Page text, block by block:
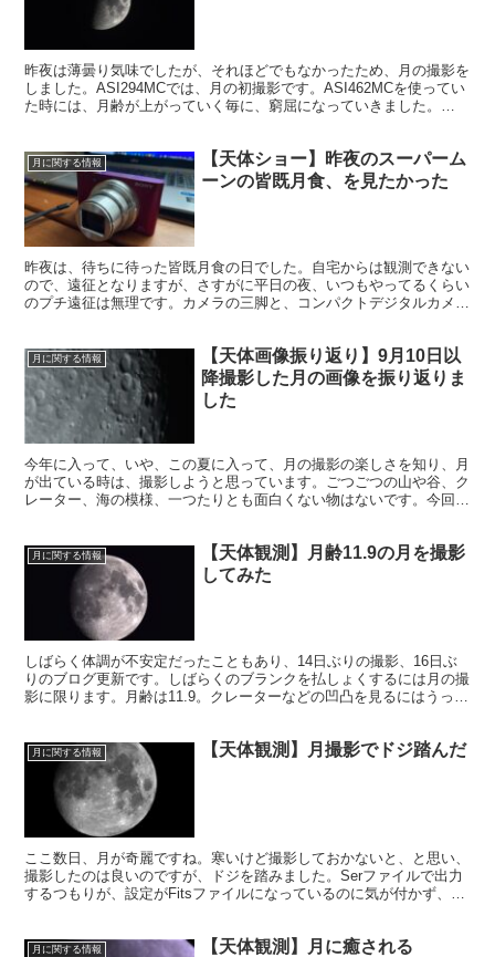
昨夜は薄曇り気味でしたが、それほどでもなかったため、月の撮影を
しました。ASI294MCでは、月の初撮影です。ASI462MCを使ってい
た時には、月齢が上がっていく毎に、窮屈になっていきました。
月に関する情報
【天体ショー】昨夜のスーパーム
ーンの皆既月食、を見たかった
昨夜は、待ちに待った皆既月食の日でした。自宅からは観測できない
ので、遠征となりますが、さすがに平日の夜、いつもやってるくらい
のプチ遠征は無理です。カメラの三脚と、コンパクトデジタルカメラ
月に関する情報
【天体画像振り返り】9月10日以
降撮影した月の画像を振り返りま
した
今年に入って、いや、この夏に入って、月の撮影の楽しさを知り、月
が出ている時は、撮影しようと思っています。ごつごつの山や谷、ク
レーター、海の模様、一つたりとも面白くない物はないです。今回
月に関する情報
【天体観測】月齢11.9の月を撮影
してみた
しばらく体調が不安定だったこともあり、14日ぶりの撮影、16日ぶ
りのブログ更新です。しばらくのブランクを払しょくするには月の撮
影に限ります。月齢は11.9。クレーターなどの凹凸を見るにはうって
月に関する情報 【天体観測】月撮影でドジ踏んだ
ここ数日、月が奇麗ですね。寒いけど撮影しておかないと、と思い、
撮影したのは良いのですが、ドジを踏みました。Serファイルで出力
するつもりが、設定がFitsファイルになっているのに気が付かず、撮
月に関する情報 【天体観測】月に癒される